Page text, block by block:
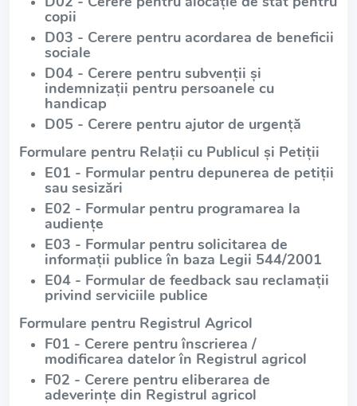
copii
D03 - Cerere pentru acordarea de beneficii
sociale
D04 - Cerere pentru subvenții și
indemnizații pentru persoanele cu
handicap
D05 - Cerere pentru ajutor de urgență
Formulare pentru Relații cu Publicul și Petiții
E01 - Formular pentru depunerea de petiții
sau sesizări
E02 - Formular pentru programarea la
audiențe
E03 - Formular pentru solicitarea de
informații publice în baza Legii 544/2001
E04 - Formular de feedback sau reclamații
privind serviciile publice
Formulare pentru Registrul Agricol
F01 - Cerere pentru înscrierea /
modificarea datelor în Registrul agricol
F02 - Cerere pentru eliberarea de
adeverințe din Registrul agricol